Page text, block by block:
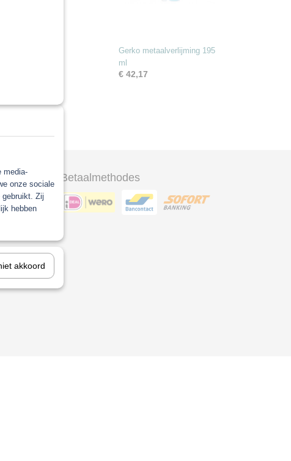
Gerko metaalverlijming 195
ml
€ 42,17
Betaalmethodes
media-
onze sociale
Zij
hebben
akkoord